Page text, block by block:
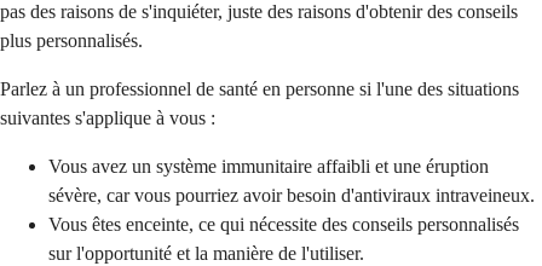
pas des raisons de s'inquiéter, juste des raisons d'obtenir des conseils
plus personnalisés.
Parlez à un professionnel de santé en personne si l'une des situations
suivantes s'applique à vous :
Vous avez un système immunitaire affaibli et une éruption
sévère, car vous pourriez avoir besoin d'antiviraux intraveineux.
Vous êtes enceinte, ce qui nécessite des conseils personnalisés
sur l'opportunité et la manière de l'utiliser.